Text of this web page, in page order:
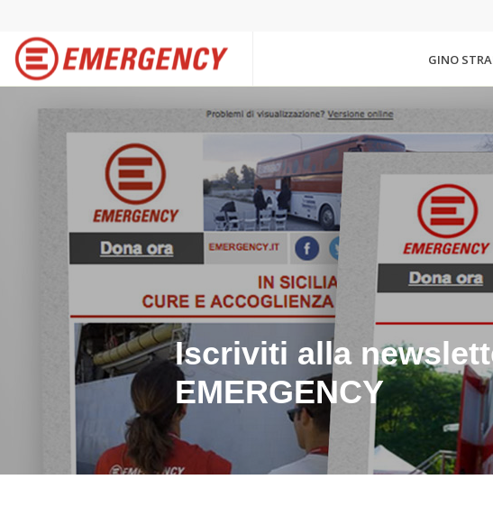
GINO
Iscriviti alla
EMERGENCY